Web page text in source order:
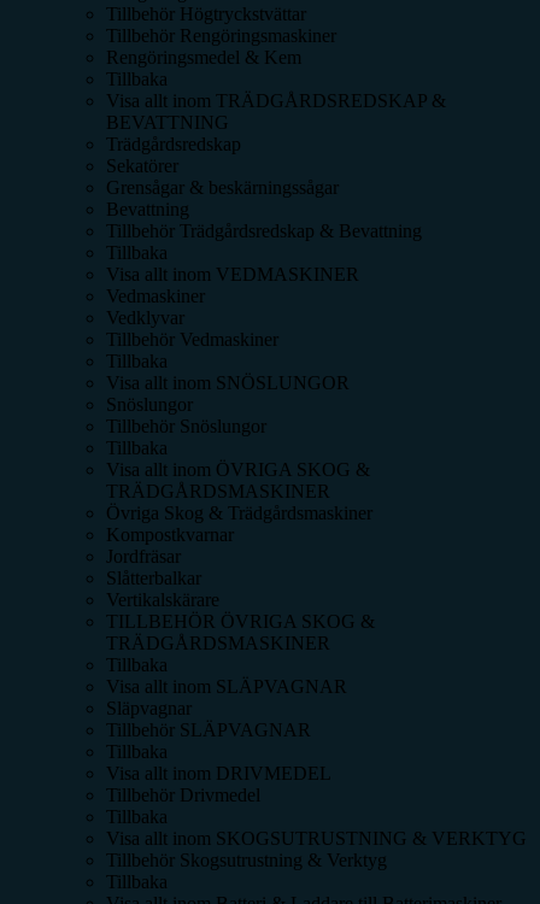
Tillbehör Högtryckstvättar
Tillbehör Rengöringsmaskiner
Rengöringsmedel & Kem
Tillbaka
Visa allt inom TRÄDGÅRDSREDSKAP &
BEVATTNING
Trädgårdsredskap
Sekatörer
Grensågar & beskärningssågar
Bevattning
Tillbehör Trädgårdsredskap & Bevattning
Tillbaka
Visa allt inom VEDMASKINER
Vedmaskiner
Vedklyvar
Tillbehör Vedmaskiner
Tillbaka
Visa allt inom SNÖSLUNGOR
Snöslungor
Tillbehör Snöslungor
Tillbaka
Visa allt inom ÖVRIGA SKOG &
TRÄDGÅRDSMASKINER
Övriga Skog & Trädgårdsmaskiner
Kompostkvarnar
Jordfräsar
Slåtterbalkar
Vertikalskärare
TILLBEHÖR ÖVRIGA SKOG &
TRÄDGÅRDSMASKINER
Tillbaka
Visa allt inom SLÄPVAGNAR
Släpvagnar
Tillbehör SLÄPVAGNAR
Tillbaka
Visa allt inom DRIVMEDEL
Tillbehör Drivmedel
Tillbaka
Visa allt inom SKOGSUTRUSTNING & VERKTYG
Tillbehör Skogsutrustning & Verktyg
Tillbaka